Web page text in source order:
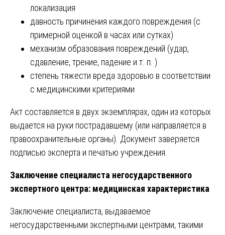
локализация
давность причинения каждого повреждения (с
примерной оценкой в часах или сутках)
механизм образования повреждений (удар,
сдавление, трение, падение и т. п. )
степень тяжести вреда здоровью в соответствии
с медицинскими критериями
Акт составляется в двух экземплярах, один из которых
выдается на руки пострадавшему (или направляется в
правоохранительные органы). Документ заверяется
подписью эксперта и печатью учреждения.
Заключение специалиста негосударственного
экспертного центра: медицинская характеристика
Заключение специалиста, выдаваемое
негосударственными экспертными центрами, такими